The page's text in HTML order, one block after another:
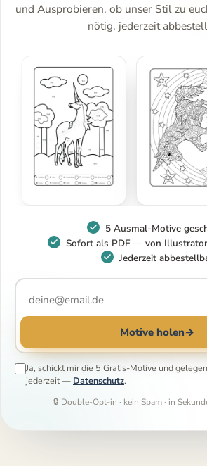
und Ausprobieren, ob unser Stil zu
nötig, jederzeit
5 Ausmal-Motive
Sofort als PDF — von
Jederzeit
Motive holen→
Ja, schickt mir die 5 Gratis-Motive und
jederzeit — Datenschutz.
🔒 Double-Opt-in · kein Spam · in